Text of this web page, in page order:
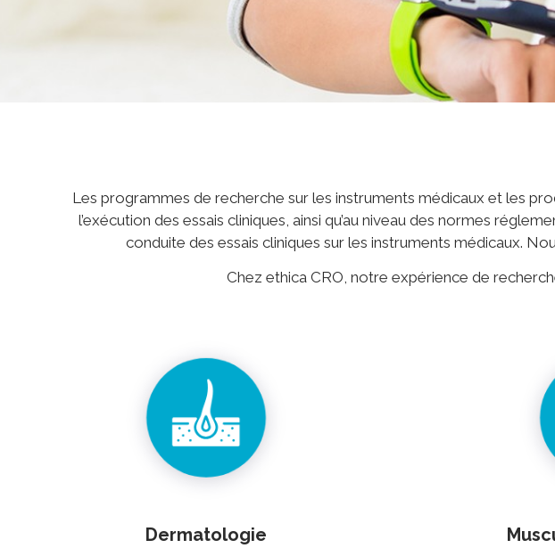
Les programmes de recherche sur les instruments médicaux et les
l’exécution des essais cliniques, ainsi qu’au niveau des normes
conduite des essais cliniques sur les instruments médicaux.
Chez ethica CRO, notre expérience de
Dermatologie